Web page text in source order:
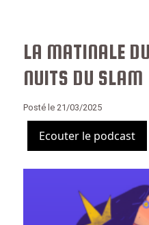
LA MATINALE
NUITS DU SLAM
Posté le 21/03/2025
Ecouter le podcast